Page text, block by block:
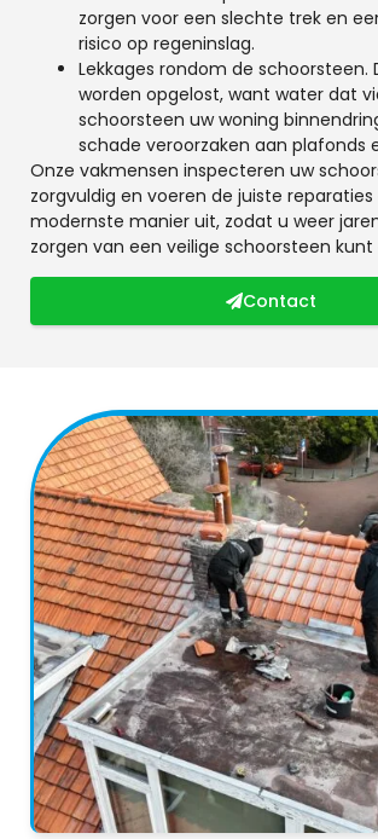
zorgen voor een slechte trek en
risico op regeninslag.
Lekkages rondom de schoorsteen.
worden opgelost, want water dat
schoorsteen uw woning
schade veroorzaken aan plafonds
Onze vakmensen inspecteren uw
zorgvuldig en voeren de juiste reparaties
modernste manier uit, zodat u weer
zorgen van een veilige schoorsteen
Contact